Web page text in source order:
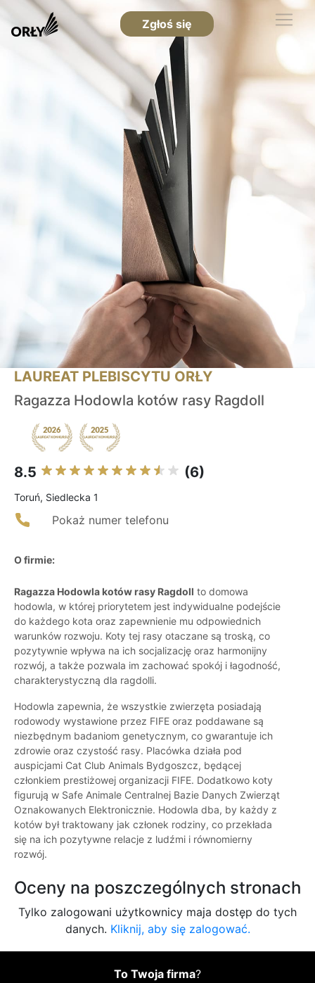
Zgłoś się
LAUREAT PLEBISCYTU ORŁY
Ragazza Hodowla kotów rasy Ragdoll
8.5 (6)
Toruń, Siedlecka 1
Pokaż numer telefonu
O firmie:
Ragazza Hodowla kotów rasy Ragdoll to domowa
hodowla, w której priorytetem jest indywidualne podejście
do każdego kota oraz zapewnienie mu odpowiednich
warunków rozwoju. Koty tej rasy otaczane są troską, co
pozytywnie wpływa na ich socjalizację oraz harmonijny
rozwój, a także pozwala im zachować spokój i łagodność,
charakterystyczną dla ragdolli.
Hodowla zapewnia, że wszystkie zwierzęta posiadają
rodowody wystawione przez FIFE oraz poddawane są
niezbędnym badaniom genetycznym, co gwarantuje ich
zdrowie oraz czystość rasy. Placówka działa pod
auspicjami Cat Club Animals Bydgoszcz, będącej
członkiem prestiżowej organizacji FIFE. Dodatkowo koty
figurują w Safe Animale Centralnej Bazie Danych Zwierząt
Oznakowanych Elektronicznie. Hodowla dba, by każdy z
kotów był traktowany jak członek rodziny, co przekłada
się na ich pozytywne relacje z ludźmi i równomierny
rozwój.
Oceny na poszczególnych stronach
Tylko zalogowani użytkownicy maja dostęp do tych
danych. Kliknij, aby się zalogować.
To Twoja firma?